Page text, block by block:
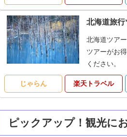
北海道旅
北海道ツア
ツアーがお
ください。
じゃらん 楽天トラベル
ピックアップ！観光に